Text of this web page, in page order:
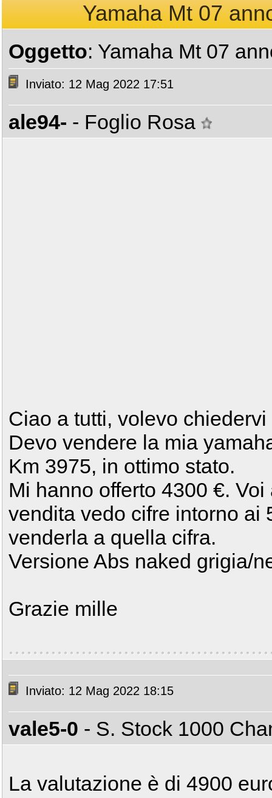
Yamaha Mt 07
Oggetto: Yamaha Mt 07
Inviato: 12 Mag 2022 17:51
ale94- - Foglio Rosa
Ciao a tutti, volevo
Devo vendere la mia
Km 3975, in ottimo stato.
Mi hanno offerto 4300 €.
vendita vedo cifre intorno ai
venderla a quella cifra.
Versione Abs naked grigia/
Grazie mille
Inviato: 12 Mag 2022 18:15
vale5-0 - S. Stock 1000
La valutazione è di 4900